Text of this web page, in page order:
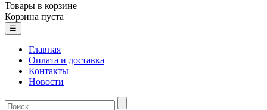
Товары в корзине
Корзина пуста
☰
Главная
Оплата и доставка
Контакты
Новости